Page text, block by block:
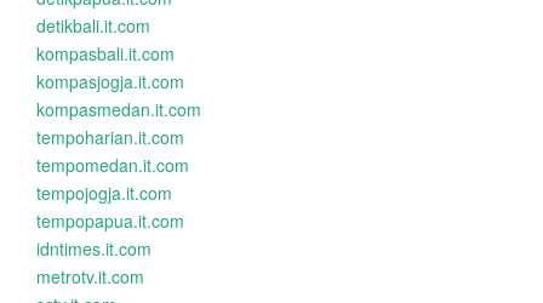
detikbali.it.com
kompasbali.it.com
kompasjogja.it.com
kompasmedan.it.com
tempoharian.it.com
tempomedan.it.com
tempojogja.it.com
tempopapua.it.com
idntimes.it.com
metrotv.it.com